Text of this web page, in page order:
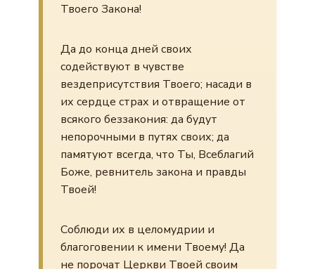
Твоего Закона!
Да до конца дней своих
содействуют в чувстве
вездеприсутствия Твоего; насади в
их сердце страх и отвращение от
всякого беззакония: да будут
непорочными в путях своих; да
памятуют всегда, что Ты, Всеблагий
Боже, ревнитель закона и правды
Твоей!
Соблюди их в целомудрии и
благоговении к имени Твоему! Да
не порочат Церкви Твоей своим